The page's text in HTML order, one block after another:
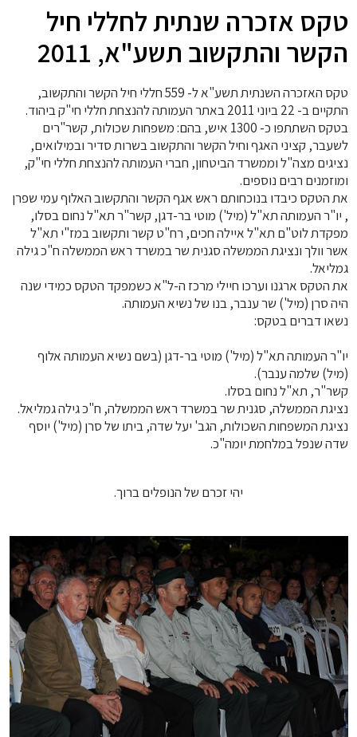
טקס אזכרה שנתית לחללי חיל
הקשר והתקשוב תשע"א, 2011
טקס האזכרה השנתית תשע"א ל- 559 חללי חיל הקשר והתקשוב,
התקיים ב- 22 ביוני 2011 באתר העמותה להנצחת חללי חי"ק ביהוד.
בטקס השתתפו כ- 1300 איש, בהם: משפחות שכולות, קשר"רים
לשעבר, קציני האגף וחיל הקשר והתקשוב בשרות סדיר ובמילואים,
נציגים מצה"ל וממשרד הביטחון, חברי העמותה להנצחת חללי חי"ק,
ומוזמנים רבים נוספים.
את הטקס כיבדו בנוכחותם ראש אגף הקשר והתקשוב האלוףעמי שפרן
, יו"ר העמותה תא"ל (מיל') מוטי בר-דגן, קשר"ר תא"ל נחום בסלו,
מפקדת לוט"ם תא"ל איילה חכים, רח"ט קשר ותקשוב במז"י תא"ל
אשר וולךונציגת הממשלה סגנית שר במשרד ראש הממשלה ח"כ גילה
גמליאל.
את הטקס ארגנו וערכו חיילי מרכז ה-ל"א כשמפקד הטקס כמידי שנה
היה סרן (מיל') שר ענבר, בנו של נשיא העמותה.
נשאו דברים בטקס:
יו"ר העמותה תא"ל (מיל') מוטי בר-דגן (בשם נשיא העמותה אלוף
(מיל) שלמה ענבר).
קשר"ר, תא"ל נחום בסלו.
נציגת הממשלה, סגנית שר במשרד ראש הממשלה, ח"כ גילה גמליאל.
נציגת המשפחות השכולות, הגב' יעל שדה, ביתו של סרן (מיל') יוסף
שדה שנפל במלחמת יומה"כ.
יהי זכרם של הנופלים ברוך.